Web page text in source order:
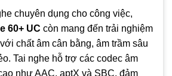
chuyên dụng cho công việc,
60+ UC còn mang đến trải nghiệm
chất âm cân bằng, âm trầm sâu
Tai nghe hỗ trợ các codec âm
như AAC, aptX và SBC, đảm